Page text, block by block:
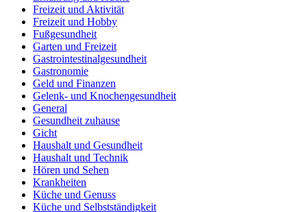
Freizeit und Aktivität
Freizeit und Hobby
Fußgesundheit
Garten und Freizeit
Gastrointestinalgesundheit
Gastronomie
Geld und Finanzen
Gelenk- und Knochengesundheit
General
Gesundheit zuhause
Gicht
Haushalt und Gesundheit
Haushalt und Technik
Hören und Sehen
Krankheiten
Küche und Genuss
Küche und Selbstständigkeit